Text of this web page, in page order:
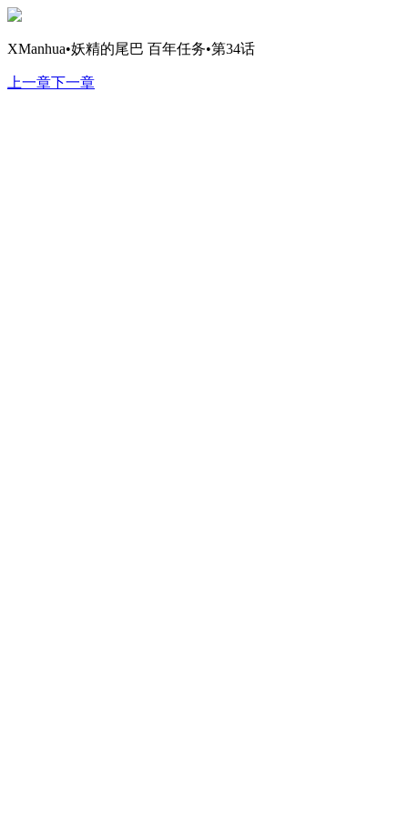
XManhua•妖精的尾巴 百年任务•第34话
上一章下一章